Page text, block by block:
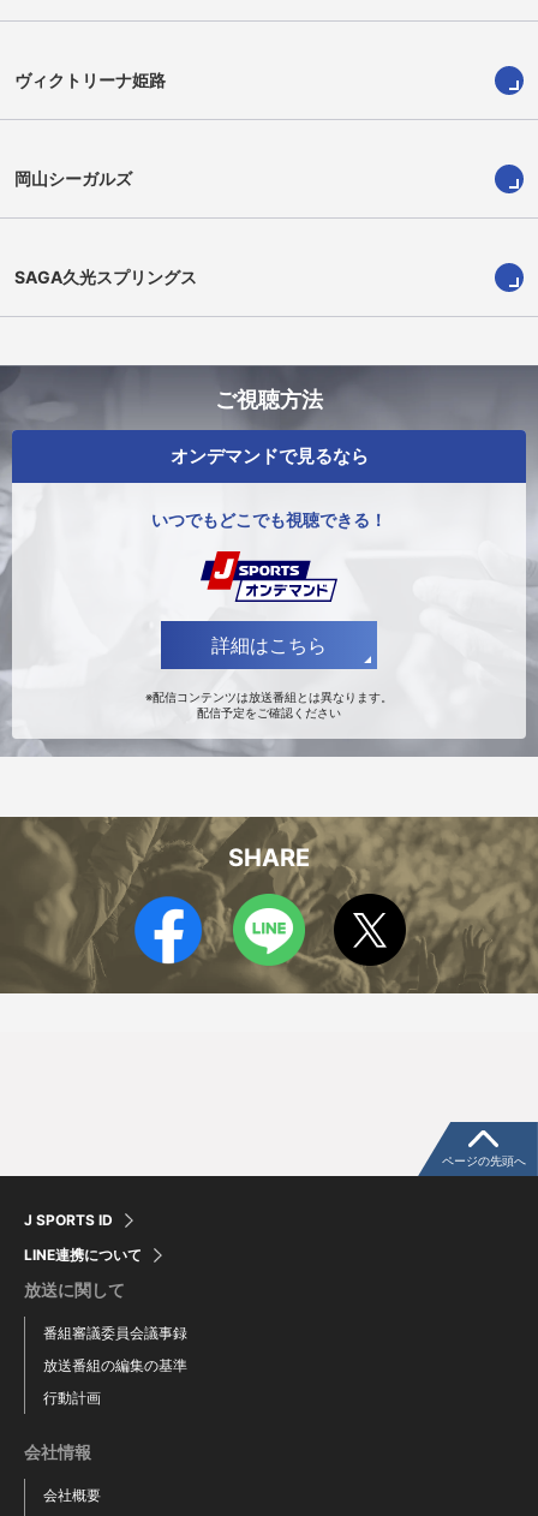
岡野 亜依
永井 知佳
ヴィクトリーナ姫路
岡山シーガルズ
SAGA久光スプリングス
ご視聴方法
オンデマンドで見るなら
いつでもどこでも視聴できる！
詳細はこちら
※配信コンテンツは放送番組とは異なります。
配信予定をご確認ください
SHARE
J SPORTS ID
LINE連携について
放送に関して
番組審議委員会議事録
放送番組の編集の基準
行動計画
会社情報
会社概要
ページの先頭へ